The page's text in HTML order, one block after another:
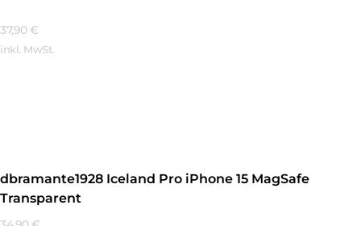
37,90 €
inkl. MwSt.
dbramante1928 Iceland Pro iPhone 15 MagSafe
Transparent